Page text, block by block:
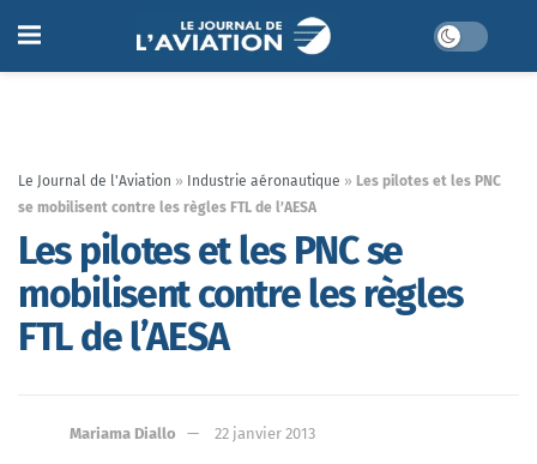
Le Journal de l'Aviation » Industrie aéronautique » Les pilotes et les PNC
se mobilisent contre les règles FTL de l’AESA
Les pilotes et les PNC se
mobilisent contre les règles
FTL de l’AESA
Mariama Diallo 22 janvier 2013